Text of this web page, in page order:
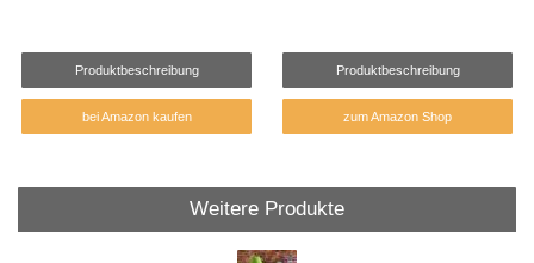
Produktbeschreibung
bei Amazon kaufen
Produktbeschreibung
zum Amazon Shop
Weitere Produkte